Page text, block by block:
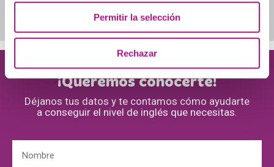
Permitir la selección
Rechazar
¡Queremos conocerte!
Déjanos tus datos y te contamos cómo ayudarte
a conseguir el nivel de inglés que necesitas.